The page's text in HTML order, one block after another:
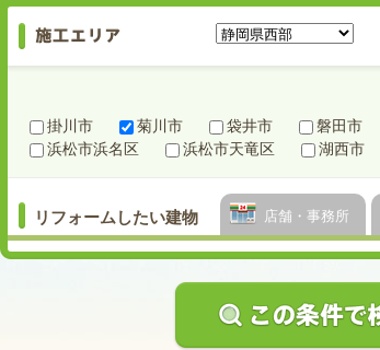
掛川市 菊川市 袋井市 磐田市
浜松市浜名区
浜松市天竜区 湖西市
リフォームしたい建物 店舗・事務所